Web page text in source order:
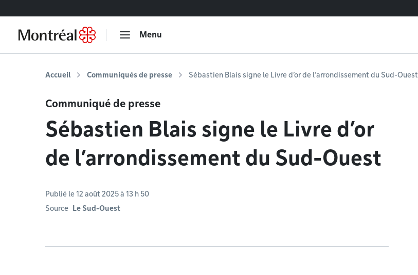
Menu
Accueil Communiqués de presse Sébastien Blais signe le Livre d’or de l’arrondissement du Sud-Ouest
Communiqué de presse
Sébastien Blais signe le Livre d’or
de l’arrondissement du Sud-Ouest
Publié le 12 août 2025 à 13 h 50
Source
Le Sud-Ouest